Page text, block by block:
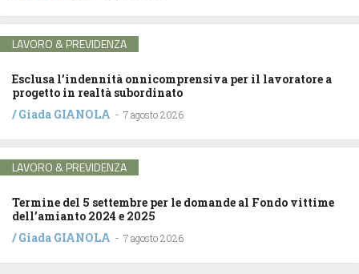
LAVORO & PREVIDENZA
Esclusa l’indennità onnicomprensiva per il lavoratore a
progetto in realtà subordinato
/Giada GIANOLA - 7 agosto 2026
LAVORO & PREVIDENZA
Termine del 5 settembre per le domande al Fondo vittime
dell’amianto 2024 e 2025
/Giada GIANOLA - 7 agosto 2026